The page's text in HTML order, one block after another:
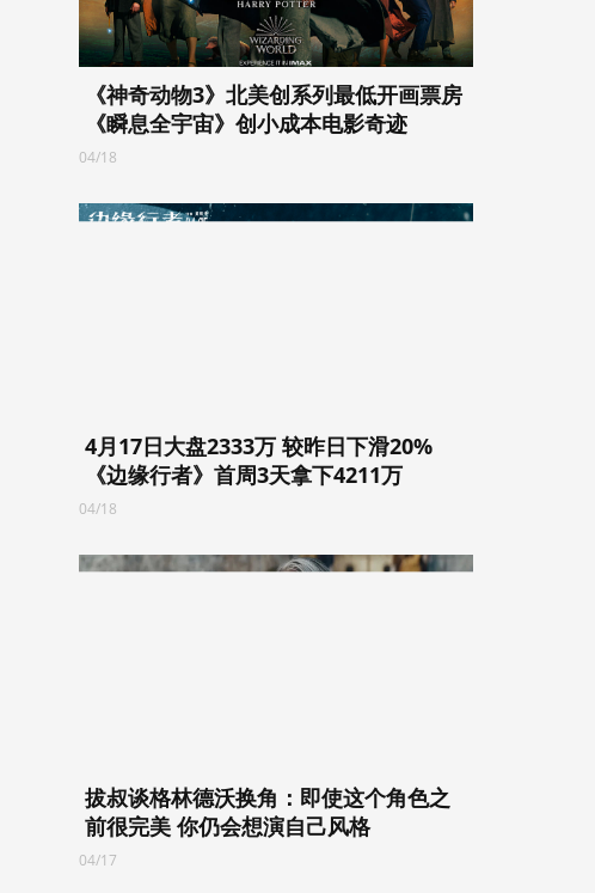
《神奇动物3》北美创系列最低开画票房
《瞬息全宇宙》创小成本电影奇迹
04/18
4月17日大盘2333万 较昨日下滑20%
《边缘行者》首周3天拿下4211万
04/18
拔叔谈格林德沃换角：即使这个角色之
前很完美 你仍会想演自己风格
04/17